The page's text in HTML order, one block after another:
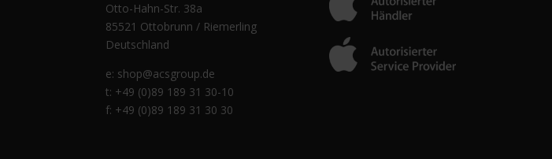
Otto-Hahn-Str. 38a
85521 Ottobrunn / Riemerling
Deutschland
e: shop@acsgroup.de
t: +49 (0)89 189 31 30-10
f: +49 (0)89 189 31 30 30